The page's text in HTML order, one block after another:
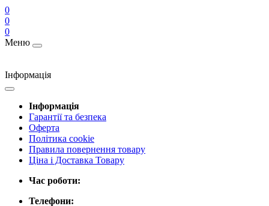
0
0
0
Меню
Інформація
Інформація
Гарантії та безпека
Оферта
Політика cookie
Правила повернення товару
Ціна і Доставка Товару
Час роботи:
Телефони: